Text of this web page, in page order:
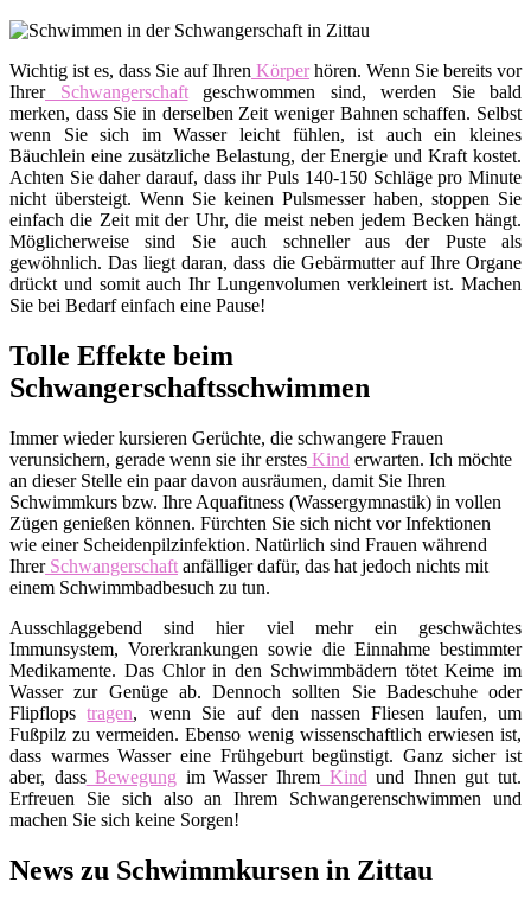
Wichtig ist es, dass Sie auf Ihren Körperhören. Wenn Sie bereits vor
IhrerSchwangerschaftgeschwommen sind, werden Sie bald
merken, dass Sie in derselben Zeit weniger Bahnen schaffen. Selbst
wenn Sie sich im Wasser leicht fühlen, ist auch ein kleines
Bäuchlein eine zusätzliche Belastung, der Energie und Kraft kostet.
Achten Sie daher darauf, dass ihr Puls 140-150 Schläge pro Minute
nicht übersteigt. Wenn Sie keinen Pulsmesser haben, stoppen Sie
einfach die Zeit mit der Uhr, die meist neben jedem Becken hängt.
Möglicherweise sind Sie auch schneller aus der Puste als
gewöhnlich. Das liegt daran, dass die Gebärmutter auf Ihre Organe
drückt und somit auch Ihr Lungenvolumen verkleinert ist. Machen
Sie bei Bedarf einfach eine Pause!
Tolle Effekte beim
Schwangerschaftsschwimmen
Immer wieder kursieren Gerüchte, die schwangere Frauen
verunsichern, gerade wenn sie ihr erstes Kind erwarten. Ich möchte
an dieser Stelle ein paar davon ausräumen, damit Sie Ihren
Schwimmkurs bzw. Ihre Aquafitness (Wassergymnastik) in vollen
Zügen genießen können. Fürchten Sie sich nicht vor Infektionen
wie einer Scheidenpilzinfektion. Natürlich sind Frauen während
IhrerSchwangerschaft anfälliger dafür, das hat jedoch nichts mit
einem Schwimmbadbesuch zu tun.
Ausschlaggebend sind hier viel mehr ein geschwächtes
Immunsystem, Vorerkrankungen sowie die Einnahme bestimmter
Medikamente. Das Chlor in den Schwimmbädern tötet Keime im
Wasser zur Genüge ab. Dennoch sollten Sie Badeschuhe oder
Flipflopstragen, wenn Sie auf den nassen Fliesen laufen, um
Fußpilz zu vermeiden. Ebenso wenig wissenschaftlich erwiesen ist,
dass warmes Wasser eine Frühgeburt begünstigt. Ganz sicher ist
aber, dassBewegung im Wasser Ihrem Kind und Ihnen gut tut.
Erfreuen Sie sich also an Ihrem Schwangerenschwimmen und
machen Sie sich keine Sorgen!
News zu Schwimmkursen in Zittau